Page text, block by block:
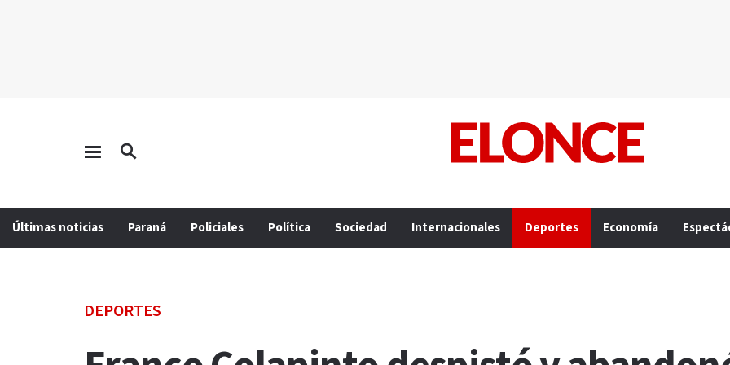
Últimas noticias Paraná Policiales Política Sociedad Internacionales Deportes Economía
DEPORTES